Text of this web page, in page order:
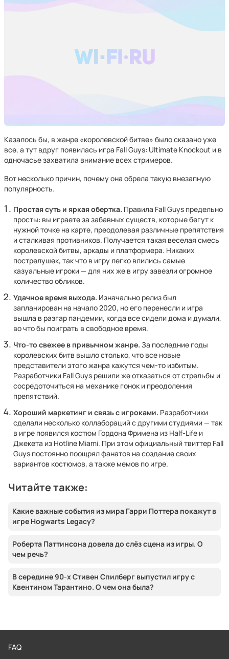
Казалось бы, в жанре «королевской битве» было сказано уже
все, а тут вдруг появилась игра Fall Guys: Ultimate Knockout и в
одночасье захватила внимание всех стримеров.
Вот несколько причин, почему она обрела такую внезапную
популярность.
Простая суть и яркая обертка. Правила Fall Guys предельно
просты: вы играете за забавных существ, которые бегут к
нужной точке на карте, преодолевая различные препятствия
и сталкивая противников. Получается такая веселая смесь
королевской битвы, аркады и платформера. Никаких
пострелушек, так что в игру легко влились самые
казуальные игроки — для них же в игру завезли огромное
количество обликов.
Удачное время выхода. Изначально релиз был
запланирован на начало 2020, но его перенесли и игра
вышла в разгар пандемии, когда все сидели дома и думали,
во что бы поиграть в свободное время.
Что-то свежее в привычном жанре. За последние годы
королевских битв вышло столько, что все новые
представители этого жанра кажутся чем-то избитым.
Разработчики Fall Guys решили же отказаться от стрельбы и
сосредоточиться на механике гонок и преодоления
препятствий.
Хороший маркетинг и связь с игроками. Разработчики
сделали несколько коллабораций с другими студиями — так
в игре появился костюм Гордона Фримена из Half-Life и
Джекета из Hotline Miami. При этом официальный твиттер Fall
Guys постоянно поощрял фанатов на создание своих
вариантов костюмов, а также мемов по игре.
Читайте также:
Какие важные события из мира Гарри Поттера покажут в
игре Hogwarts Legacy?
Роберта Паттинсона довела до слёз сцена из игры. О
чем речь?
В середине 90-х Стивен Спилберг выпустил игру с
Квентином Тарантино. О чем она была?
FAQ